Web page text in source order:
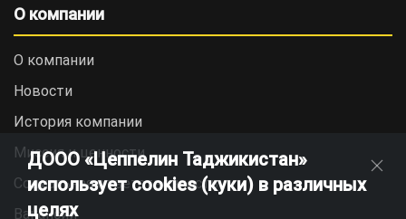
О компании
О компании
Новости
История компании
Миссия и ценности
Социальная ответственность
Вакансии
ДООО «Цеппелин Таджикистан»
использует cookies (куки) в различных
целях